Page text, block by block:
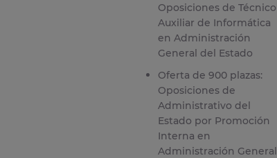
Oposiciones de Técnico
Auxiliar de Informática
en Administración
General del Estado
Oferta de 900 plazas:
Oposiciones de
Administrativo del
Estado por Promoción
Interna en
Administración General